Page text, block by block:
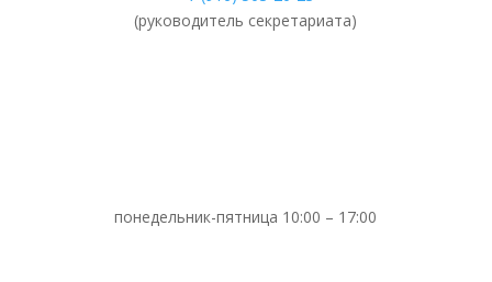
(руководитель секретариата)
понедельник-пятница 10:00 – 17:00